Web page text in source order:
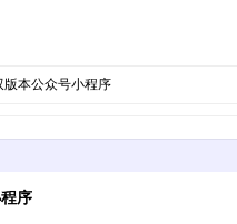
版本公众号小程序
序